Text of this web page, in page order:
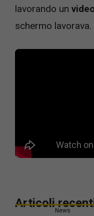
lavorando un
schermo lavorava.
Articoli
News